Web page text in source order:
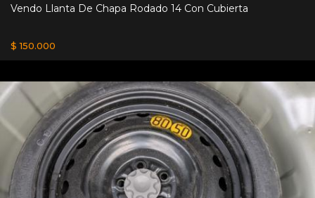
Vendo Llanta De Chapa Rodado 14 Con Cubierta
$ 150.000